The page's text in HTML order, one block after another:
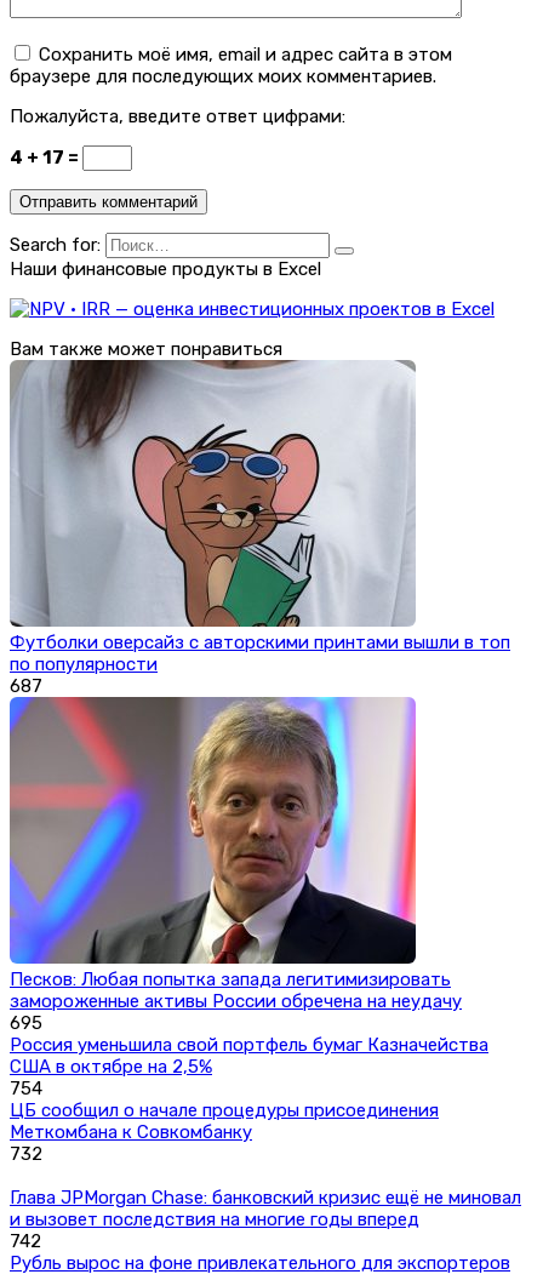
Сохранить моё имя, email и адрес сайта в этом
браузере для последующих моих комментариев.
Пожалуйста, введите ответ цифрами:
4 + 17 =
Search for:
Наши финансовые продукты в Excel
Вам также может понравиться
Футболки оверсайз с авторскими принтами вышли в топ
по популярности
687
Песков: Любая попытка запада легитимизировать
замороженные активы России обречена на неудачу
695
Россия уменьшила свой портфель бумаг Казначейства
США в октябре на 2,5%
754
ЦБ сообщил о начале процедуры присоединения
Меткомбана к Совкомбанку
732
Глава JPMorgan Chase: банковский кризис ещё не миновал
и вызовет последствия на многие годы вперед
742
Рубль вырос на фоне привлекательного для экспортеров